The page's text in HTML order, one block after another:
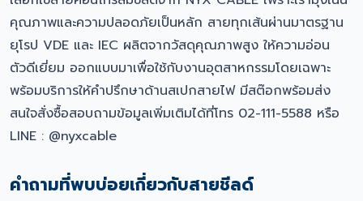
คุณภาพและความปลอดภัยเป็นหลัก สายทุกเส้นผ่านมาตรฐาน
ยุโรป VDE และ IEC ผลิตจากวัสดุคุณภาพสูง ให้ความอ่อน
ตัวดีเยี่ยม ออกแบบมาเพื่อใช้กับงานอุตสาหกรรมโดยเฉพาะ
พร้อมบริการให้คำปรึกษาด้านสเปกสายไฟ มีสต๊อกพร้อมส่ง
สนใจสั่งซื้อสอบถามข้อมูลเพิ่มเติมได้ที่โทร 02-111-5588 หรือ
LINE : @nyxcable
คำถามที่พบบ่อยเกี่ยวกับสายชีลด์